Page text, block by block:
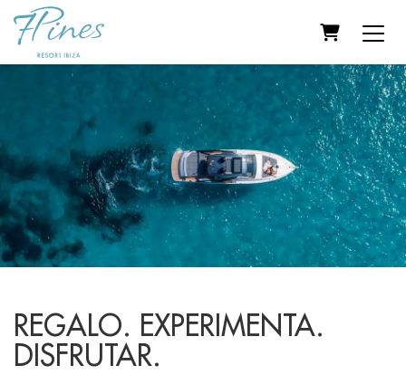
CARRITO
REGALO. EXPERIMENTA.
DISFRUTAR.